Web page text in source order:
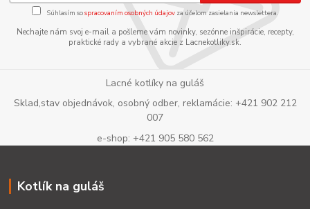
Súhlasím sospracovaním osobných údajov za účelom zasielania newslettera.
Nechajte nám svoj e-mail a pošleme vám novinky, sezónne inšpirácie, recepty,
praktické rady a vybrané akcie z Lacnekotliky.sk.
Lacné kotlíky na guláš
Sklad,stav objednávok, osobný odber, reklamácie: +421 902 212
007
e-shop: +421 905 580 562
Kotlík na guláš